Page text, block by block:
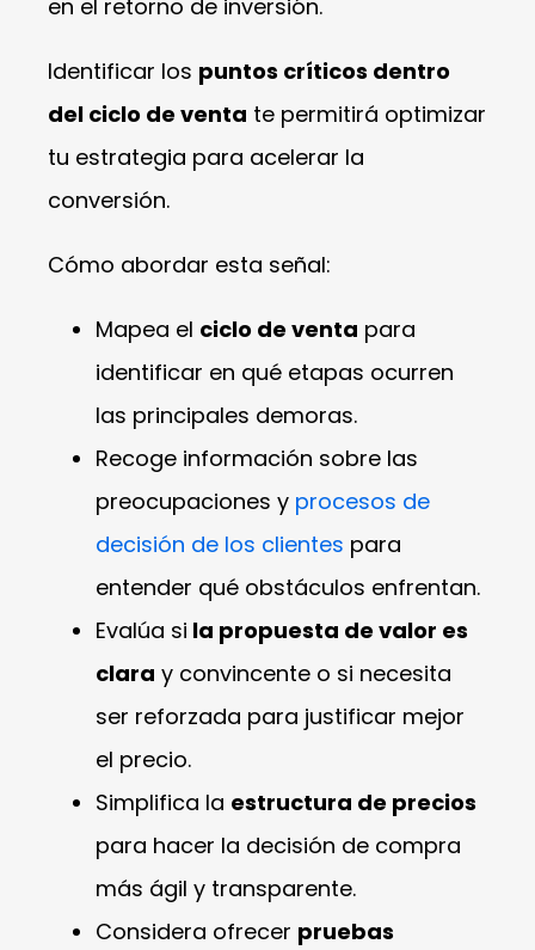
en el retorno de inversión.
Identificar los puntos críticos dentro
del ciclo de venta te permitirá optimizar
tu estrategia para acelerar la
conversión.
Cómo abordar esta señal:
Mapea el ciclo de venta para
identificar en qué etapas ocurren
las principales demoras.
Recoge información sobre las
preocupaciones y procesos de
decisión de los clientes para
entender qué obstáculos enfrentan.
Evalúa si la propuesta de valor es
clara y convincente o si necesita
ser reforzada para justificar mejor
el precio.
Simplifica la estructura de precios
para hacer la decisión de compra
más ágil y transparente.
Considera ofrecer pruebas